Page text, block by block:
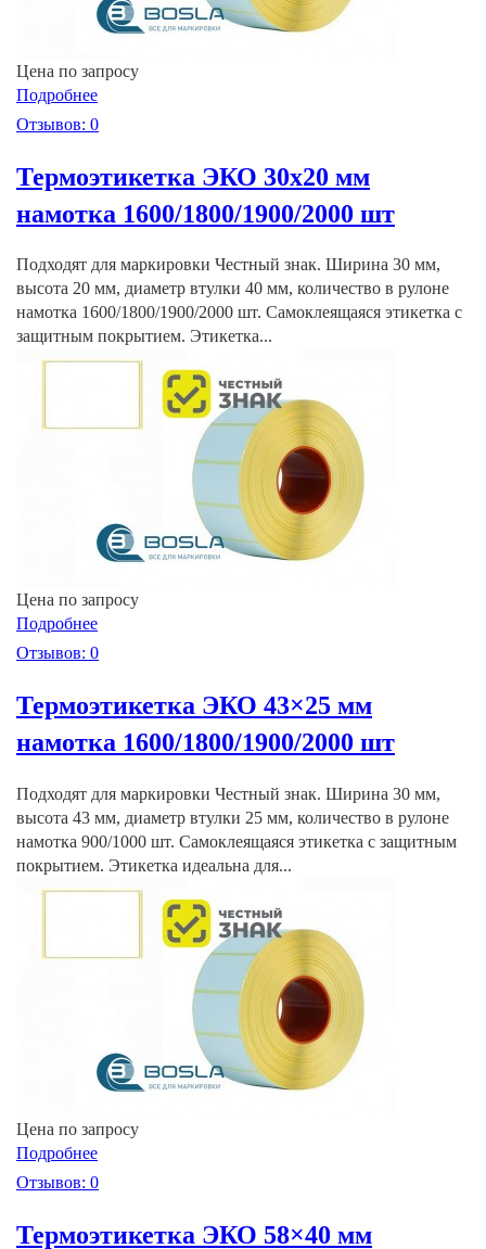
Цена по запросу
Подробнее
Отзывов: 0
Термоэтикетка ЭКО 30х20 мм
намотка 1600/1800/1900/2000 шт
Подходят для маркировки Честный знак. Ширина 30 мм,
высота 20 мм, диаметр втулки 40 мм, количество в рулоне
намотка 1600/1800/1900/2000 шт. Самоклеящаяся этикетка с
защитным покрытием. Этикетка...
Цена по запросу
Подробнее
Отзывов: 0
Термоэтикетка ЭКО 43×25 мм
намотка 1600/1800/1900/2000 шт
Подходят для маркировки Честный знак. Ширина 30 мм,
высота 43 мм, диаметр втулки 25 мм, количество в рулоне
намотка 900/1000 шт. Самоклеящаяся этикетка с защитным
покрытием. Этикетка идеальна для...
Цена по запросу
Подробнее
Отзывов: 0
Термоэтикетка ЭКО 58×40 мм